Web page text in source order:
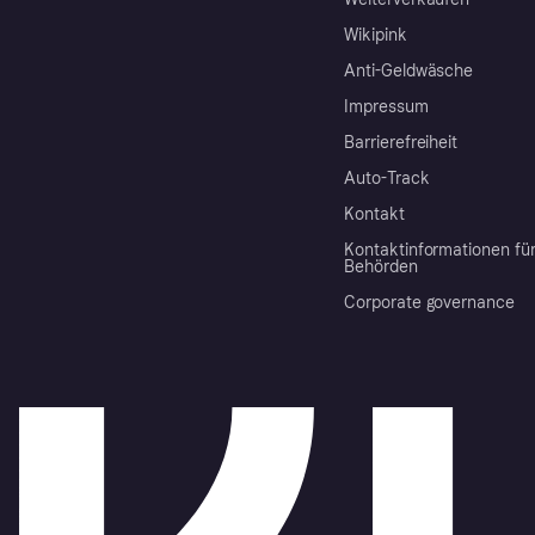
Wikipink
Anti-Geldwäsche
Impressum
Barrierefreiheit
Auto-Track
Kontakt
Kontaktinformationen für
Behörden
Corporate governance